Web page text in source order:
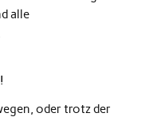
alle
oder trotz der